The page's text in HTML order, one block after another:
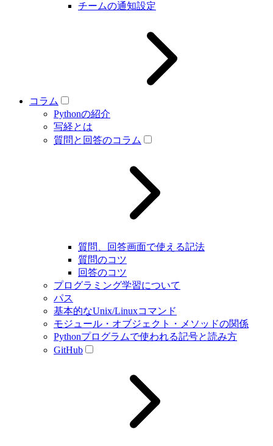
チームの通知設定
コラム
Pythonの紹介
写経とは
質問と回答のコラム
質問、回答画面で使える記法
質問のコツ
回答のコツ
プログラミング学習について
パス
基本的なUnix/Linuxコマンド
モジュール・オブジェクト・メソッドの関係
Pythonプログラムで使われる記号と読み方
GitHub